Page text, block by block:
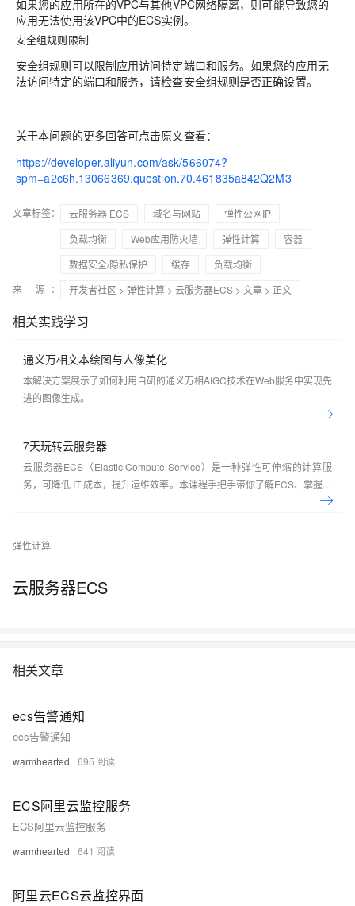
如果您的应用所在的VPC与其他VPC网络隔离，则可能导致您的
应用无法使用该VPC中的ECS实例。
安全组规则限制
安全组规则可以限制应用访问特定端口和服务。如果您的应用无
法访问特定的端口和服务，请检查安全组规则是否正确设置。
关于本问题的更多回答可点击原文查看：
https://developer.aliyun.com/ask/566074?
spm=a2c6h.13066369.question.70.461835a842Q2M3
文章标签： 云服务器 ECS 域名与网站
弹性公网IP
负载均衡
Web应用防火墙 弹性计算
容器
数据安全/隐私保护
缓存
负载均衡
来 源：
开发者社区 > 弹性计算 > 云服务器ECS > 文章 > 正文
相关实践学习
通义万相文本绘图与人像美化
本解决方案展示了如何利用自研的通义万相AIGC技术在Web服务中实现先
进的图像生成。
7天玩转云服务器
云服务器ECS（Elastic Compute Service）是一种弹性可伸缩的计算服
务，可降低 IT 成本，提升运维效率。本课程手把手带你了解ECS、掌握基
本操作、动手实操快照管理、镜像管理等。了解产品详
弹性计算
云服务器ECS
相关文章
ecs告警通知
ecs告警通知
warmhearted 695
ECS阿里云监控服务
ECS阿里云监控服务
warmhearted 641
阿里云ECS云监控界面